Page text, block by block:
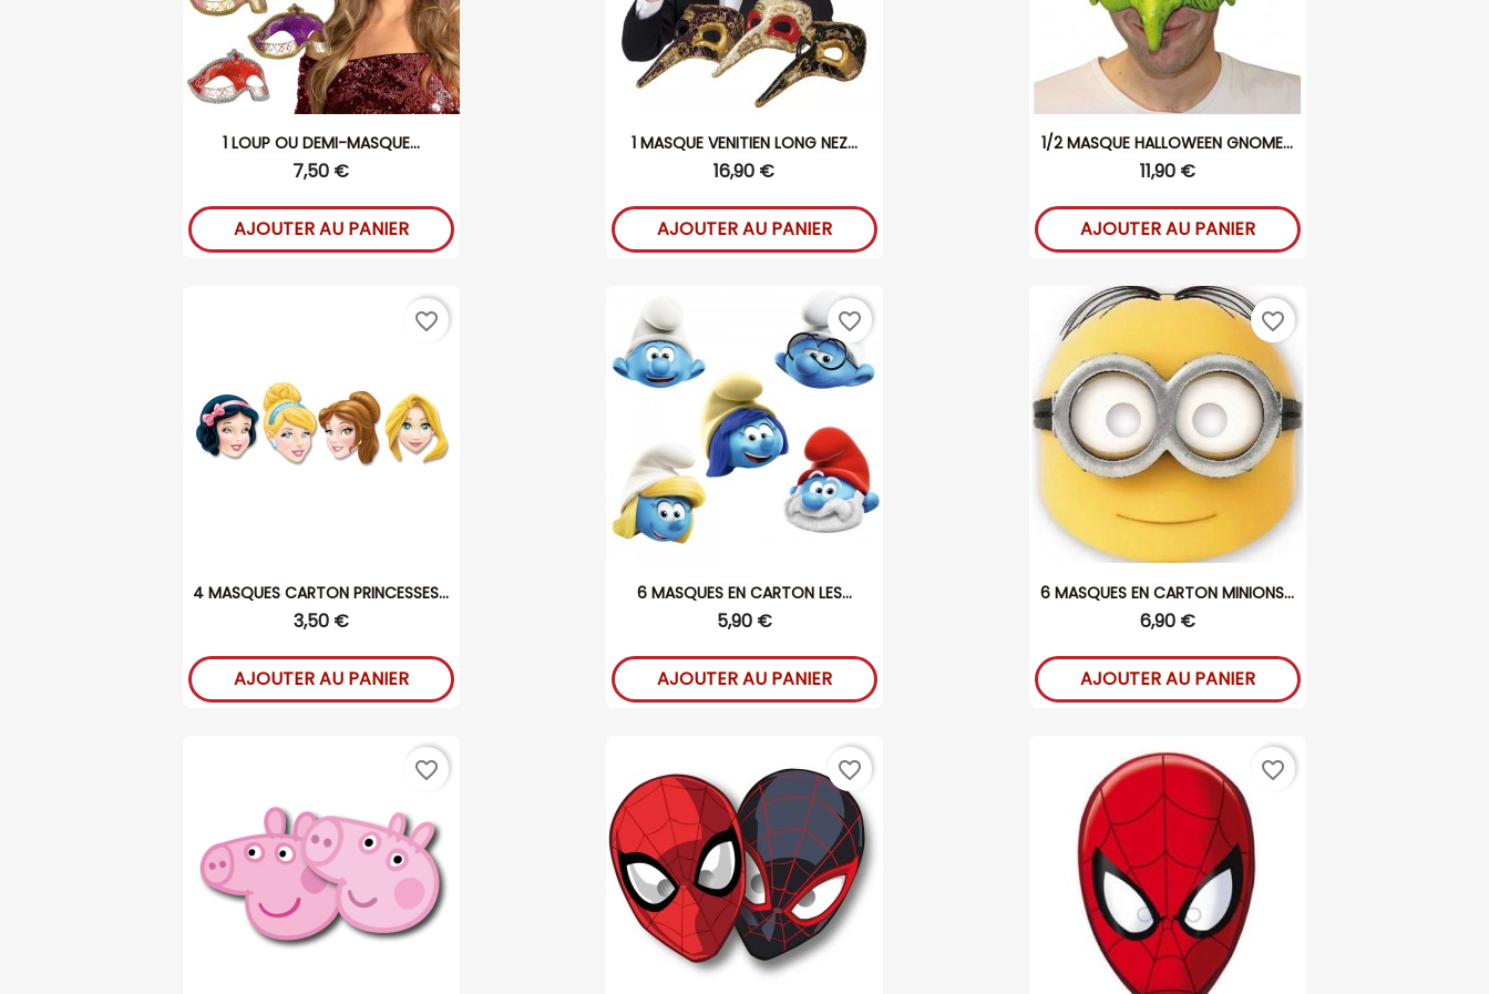
1 LOUP OU DEMI-MASQUE...
7,50 €
AJOUTER AU PANIER
1 MASQUE VENITIEN LONG NEZ...
16,90 €
AJOUTER AU PANIER
1/2 MASQUE HALLOWEEN GNOME...
11,90 €
AJOUTER AU PANIER
4 MASQUES CARTON PRINCESSES...
3,50 €
AJOUTER AU PANIER
favorite_border
6 MASQUES EN CARTON LES...
5,90 €
AJOUTER AU PANIER
favorite_border
6 MASQUES EN CARTON MINIONS...
6,90 €
AJOUTER AU PANIER
favorite_border
favorite_border favorite_border favorite_border